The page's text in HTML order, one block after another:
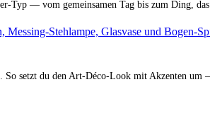
Typ — vom gemeinsamen Tag bis zum Ding,
So setzt du den Art-Déco-Look mit Akzenten um